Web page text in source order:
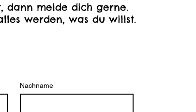
dann melde dich gerne.
werden, was du willst.
Nachname